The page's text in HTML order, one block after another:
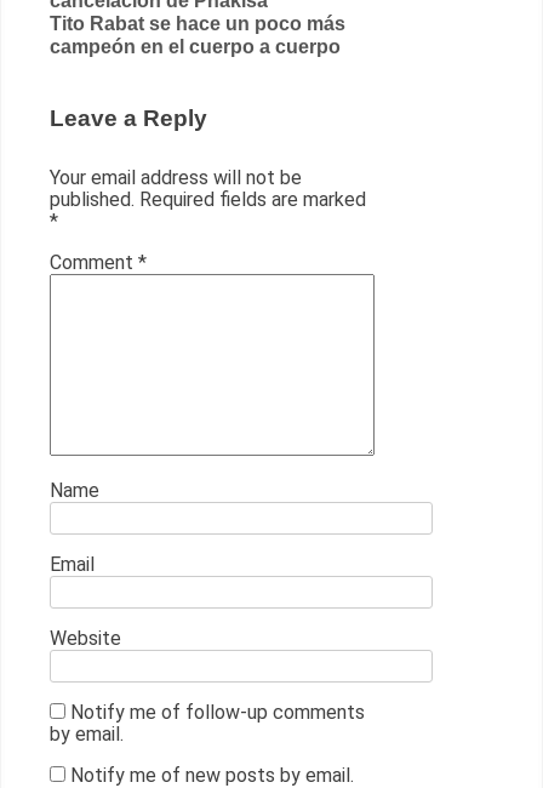
Tito Rabat se hace un poco más
campeón en el cuerpo a cuerpo
Leave a Reply
Your email address will not be
published. Required fields are marked
*
Comment *
Name
Email
Website
Notify me of follow-up comments
by email.
Notify me of new posts by email.